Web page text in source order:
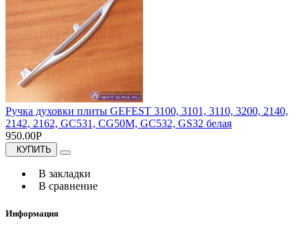
Ручка духовки плиты GEFEST 3100, 3101, 3110, 3200, 2140,
2142, 2162, GC531, CG50M, GC532, GS32 белая
950.00Р
КУПИТЬ
В закладки
В сравнение
Информация